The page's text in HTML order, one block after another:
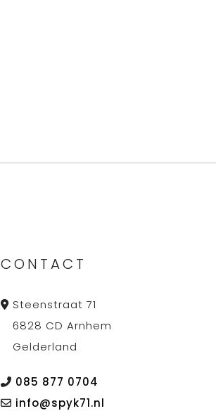
CONTACT
Steenstraat 71
6828 CD Arnhem
Gelderland
085 877 0704
info@spyk71.nl